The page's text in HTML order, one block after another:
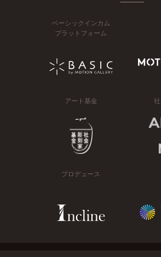
ベーシックインカム
プラットフォーム
アート基金
プロデュース